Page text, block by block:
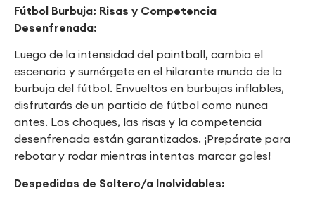
Fútbol Burbuja: Risas y Competencia
Desenfrenada:
Luego de la intensidad del paintball, cambia el
escenario y sumérgete en el hilarante mundo de la
burbuja del fútbol. Envueltos en burbujas inflables,
disfrutarás de un partido de fútbol como nunca
antes. Los choques, las risas y la competencia
desenfrenada están garantizados. ¡Prepárate para
rebotar y rodar mientras intentas marcar goles!
Despedidas de Soltero/a Inolvidables: